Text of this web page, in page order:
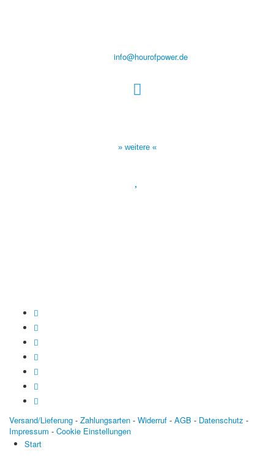
info@hourofpower.de
» weitere «
Versand/Lieferung - Zahlungsarten - Widerruf - AGB - Datenschutz -
Impressum - Cookie Einstellungen
Start